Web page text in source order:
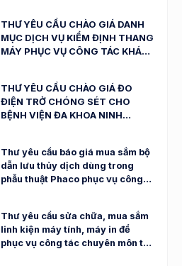
THƯ YÊU CẦU CHÀO GIÁ DANH
MỤC DỊCH VỤ KIỂM ĐỊNH THANG
MÁY PHỤC VỤ CÔNG TÁC KHÁM,
04/8/2026
THƯ YÊU CẦU CHÀO GIÁ ĐO
ĐIỆN TRỞ CHÓNG SÉT CHO
BỆNH VIỆN ĐA KHOA NINH
Thư yêu cầu báo giá mua sắm bộ
dẫn lưu thủy dịch dùng trong
phẫu thuật Phaco phục vụ công
TYC-BVNT ngày 03/8/2026)
Thư yêu cầu sửa chữa, mua sắm
linh kiện máy tính, máy in để
phục vụ công tác chuyên môn tại